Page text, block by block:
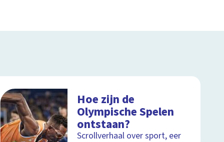
Hoe zijn de
Olympische Spelen
ontstaan?
Scrollverhaal over sport, eer